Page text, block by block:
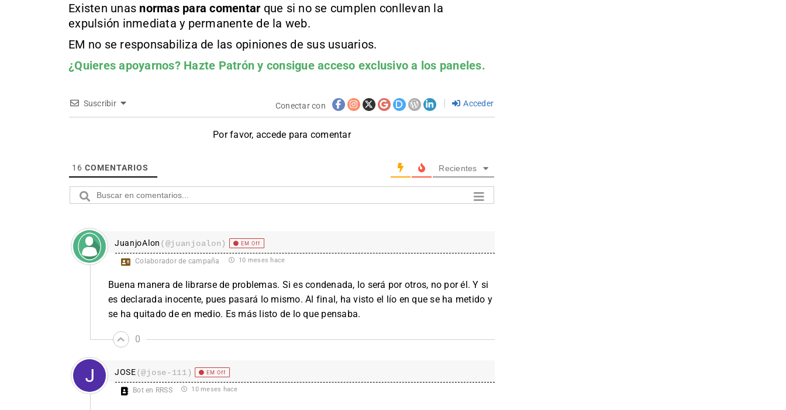
Existen unas normas para comentar que si no se cumplen conllevan la
expulsión inmediata y permanente de la web.
EM no se responsabiliza de las opiniones de sus usuarios.
¿Quieres apoyarnos? Hazte Patrón y consigue acceso exclusivo a los paneles.
Suscribir Conectar con Acceder
Por favor, accede para comentar
16 COMENTARIOS Recientes
JuanjoAlon (@juanjoalon) EM Off
Colaborador de campaña 10 meses hace
Buena manera de librarse de problemas. Si es condenada, lo será por otros, no por él. Y si
es declarada inocente, pues pasará lo mismo. Al final, ha visto el lío en que se ha metido y
se ha quitado de en medio. Es más listo de lo que pensaba.
0
JOSE(@jose-111) EM Off
Bot en RRSS 10 meses hace